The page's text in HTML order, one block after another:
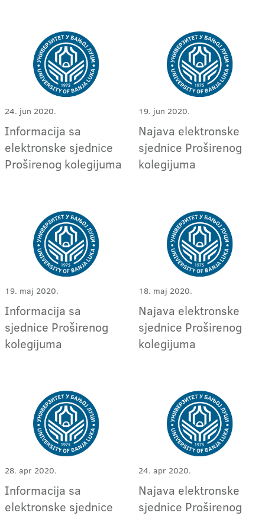
24. jun 2020.
Informacija sa
elektronske sjednice
Proširenog kolegijuma
19. jun 2020.
Najava elektronske
sjednice Proširenog
kolegijuma
19. maj 2020.
Informacija sa
sjednice Proširenog
kolegijuma
18. maj 2020.
Najava elektronske
sjednice Proširenog
kolegijuma
28. apr 2020.
Informacija sa
elektronske sjednice
24. apr 2020.
Najava elektronske
sjednice Proširenog